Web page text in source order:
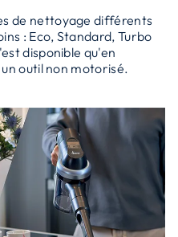
de nettoyage différents
: Eco, Standard, Turbo
disponible qu'en
outil non motorisé.